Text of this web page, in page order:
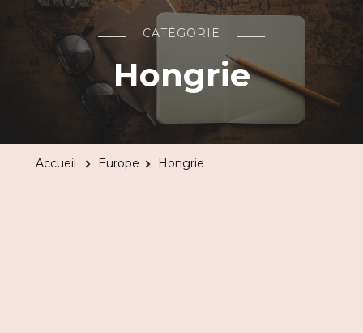
CATÉGORIE
Hongrie
Accueil Europe Hongrie